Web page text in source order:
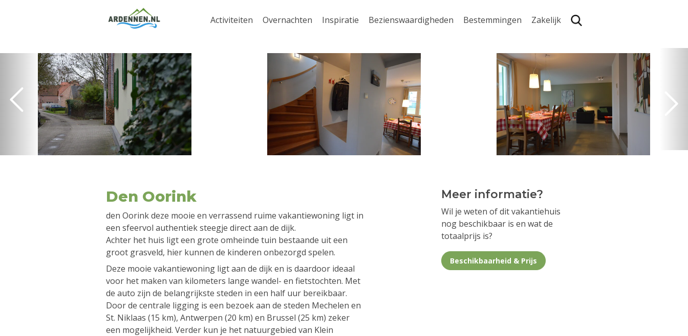
Activiteiten Overnachten Inspiratie Bezienswaardigheden Bestemmingen Zakelijk
Den Oorink
den Oorink deze mooie en verrassend ruime vakantiewoning ligt in
een sfeervol authentiek steegje direct aan de dijk.
Achter het huis ligt een grote omheinde tuin bestaande uit een
groot grasveld, hier kunnen de kinderen onbezorgd spelen.
Deze mooie vakantiewoning ligt aan de dijk en is daardoor ideaal
voor het maken van kilometers lange wandel- en fietstochten. Met
de auto zijn de belangrijkste steden in een half uur bereikbaar.
Door de centrale ligging is een bezoek aan de steden Mechelen en
St. Niklaas (15 km), Antwerpen (20 km) en Brussel (25 km) zeker
een mogelijkheid. Verder kun je het natuurgebied van Klein
Meer informatie?
Wil je weten of dit vakantiehuis
nog beschikbaar is en wat de
totaalprijs is?
Beschikbaarheid & Prijs